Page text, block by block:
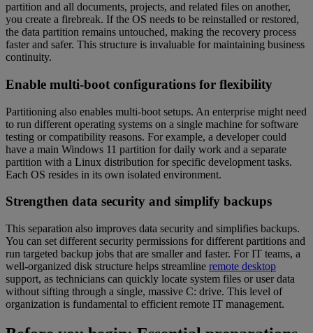
partition and all documents, projects, and related files on another,
you create a firebreak. If the OS needs to be reinstalled or restored,
the data partition remains untouched, making the recovery process
faster and safer. This structure is invaluable for maintaining business
continuity.
Enable multi-boot configurations for flexibility
Partitioning also enables multi-boot setups. An enterprise might need
to run different operating systems on a single machine for software
testing or compatibility reasons. For example, a developer could
have a main Windows 11 partition for daily work and a separate
partition with a Linux distribution for specific development tasks.
Each OS resides in its own isolated environment.
Strengthen data security and simplify backups
This separation also improves data security and simplifies backups.
You can set different security permissions for different partitions and
run targeted backup jobs that are smaller and faster. For IT teams, a
well-organized disk structure helps streamline remote desktop
support, as technicians can quickly locate system files or user data
without sifting through a single, massive C: drive. This level of
organization is fundamental to efficient remote IT management.